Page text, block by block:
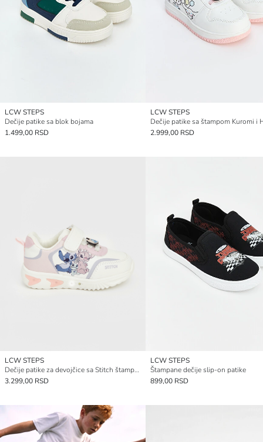
LCW STEPS
Dečije patike sa blok bojama
1.499,00 RSD
LCW STEPS
2.999,00 RSD
LCW STEPS
Dečije patike za devojčice sa Stitch štampom koje svetle
3.299,00 RSD
LCW STEPS
Štampane dečije slip-on patike
899,00 RSD